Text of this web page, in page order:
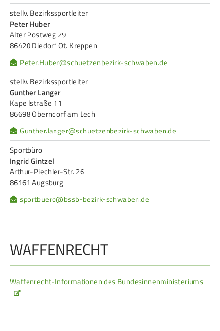
stellv. Bezirkssportleiter
Peter Huber
Alter Postweg 29
86420 Diedorf Ot. Kreppen
Peter.Huber@schuetzenbezirk-schwaben.de
stellv. Bezirkssportleiter
Gunther Langer
Kapellstraße 11
86698 Oberndorf am Lech
Gunther.langer@schuetzenbezirk-schwaben.de
Sportbüro
Ingrid Gintzel
Arthur-Piechler-Str. 26
86161 Augsburg
sportbuero@bssb-bezirk-schwaben.de
WAFFENRECHT
Waffenrecht-Informationen des Bundesinnenministeriums